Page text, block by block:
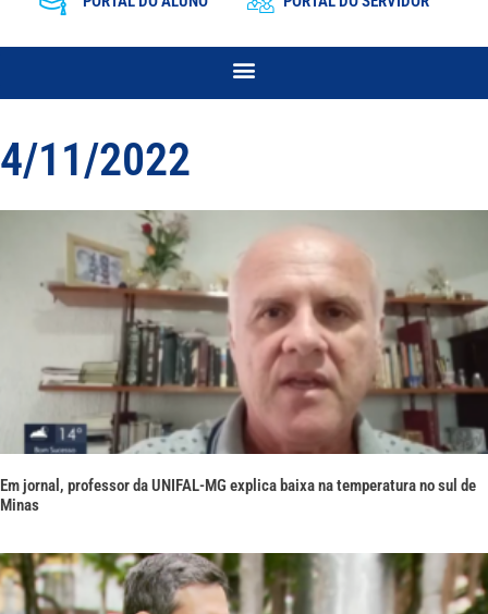
4/11/2022
Em jornal, professor da UNIFAL-MG explica baixa na temperatura no sul de
Minas